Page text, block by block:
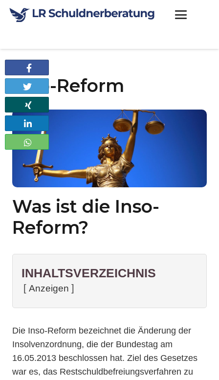
Inso-Reform
Twittern
Was ist die Inso-
Reform?
INHALTSVERZEICHNIS
Anzeigen
Die Inso-Reform bezeichnet die Änderung der
Insolvenzordnung, die der Bundestag am
16.05.2013 beschlossen hat. Ziel des Gesetzes
war es, das Restschuldbefreiungsverfahren zu